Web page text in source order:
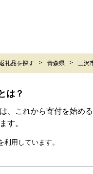
礼品を探す 青森県 三沢
は？
、これから寄付を始
す。
用しています。